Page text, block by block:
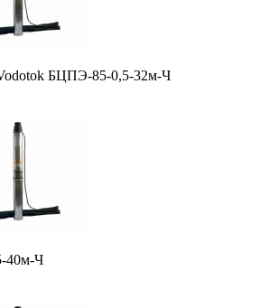
БЦПЭ-85-0,5-32м-Ч
40м-Ч